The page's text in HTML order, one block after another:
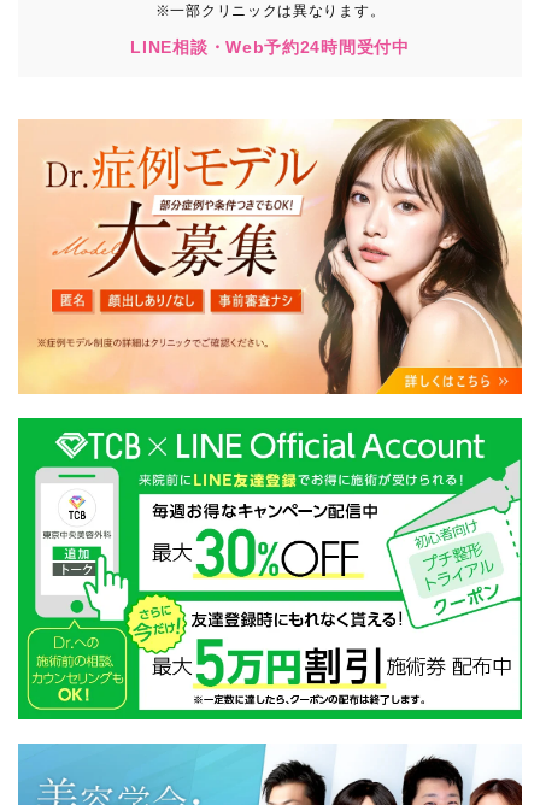
③TCBグループが第三者から間接的に収集する情報
患者様の同意を得た上で、以下の情報をパブリックDMP
・患者様の閲覧履歴、端末等の情報
【利用目的】
TCBグループは取得情報を以下の目的で利用いたしま
す。
・クリニックの来院予約、医療サービスの提供、医療関
連商品の販売、アフターケア対応、これらに付随する諸
対応等のサービス提供のため
・医療サービスの提供に関する他の医療機関、検査機関
及び研究機関との連携のため
・サービス向上を目的とした医療サービス・販売する医
療関連商品に関する患者様へのアンケートの送受信及び
これに付随する諸対応のため
・Cookie等の技術を用いたアクセス履歴、閲覧記録等に
関する情報の収集、分析
・閲覧記録等から趣味・嗜好を分析した情報を使用して
の広告に利用するため
・お問い合わせ又はご意見の内容確認及びその対応のた
め
・患者様のサービス利用状況の分析及び症例研究のため
・広告、宣伝、マーケティングのため
※一部クリニックは異なります。
LINE相談・Web予約24時間受付中